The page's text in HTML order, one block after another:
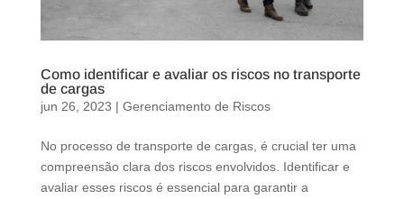
Como identificar e avaliar os riscos no transporte
de cargas
jun 26, 2023 | Gerenciamento de Riscos
No processo de transporte de cargas, é crucial ter uma
compreensão clara dos riscos envolvidos. Identificar e
avaliar esses riscos é essencial para garantir a